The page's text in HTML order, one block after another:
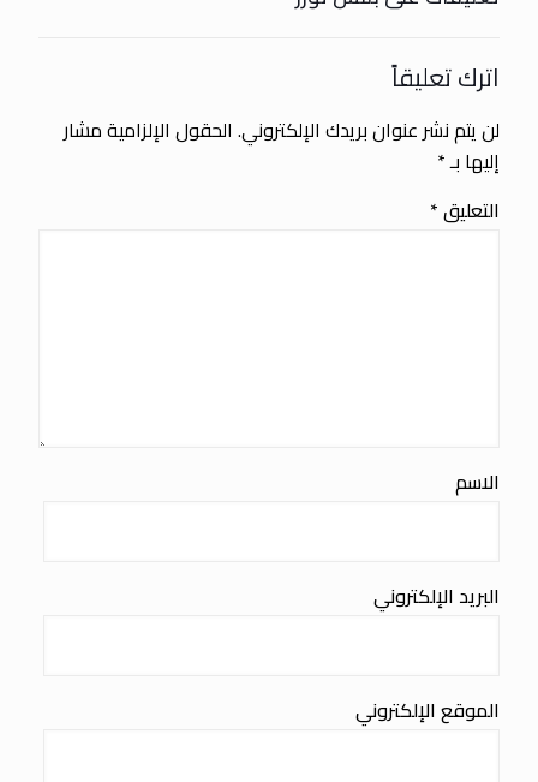
اترك تعليقاً
لن يتم نشر عنوان بريدك الإلكتروني. الحقول الإلزامية مشار
إليها بـ*
التعليق*
الاسم
البريد الإلكتروني
الموقع الإلكتروني